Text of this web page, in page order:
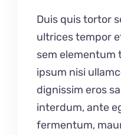
Duis quis tortor
ultrices tempor
sem elementum
ipsum nisi
dignissim eros
interdum, ante
fermentum,